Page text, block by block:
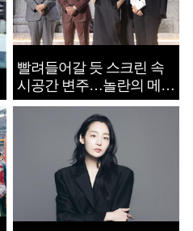
빨려들어갈 듯 스크린 속
시공간 변주…놀란의 메시
지는 ‘전쟁 속죄’